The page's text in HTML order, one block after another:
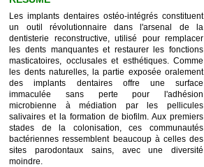
Les implants dentaires ostéo-intégrés constituent
un outil révolutionnaire dans l'arsenal de la
dentisterie reconstructive, utilisé pour remplacer
les dents manquantes et restaurer les fonctions
masticatoires, occlusales et esthétiques. Comme
les dents naturelles, la partie exposée oralement
des implants dentaires offre une surface
immaculée sans perte pour l'adhésion
microbienne à médiation par les pellicules
salivaires et la formation de biofilm. Aux premiers
stades de la colonisation, ces communautés
bactériennes ressemblent beaucoup à celles des
sites parodontaux sains, avec une diversité
moindre.